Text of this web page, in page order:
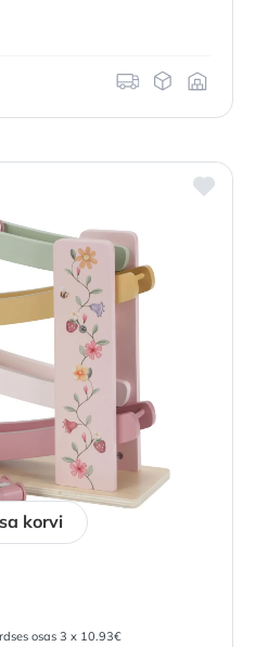
osas 3 x 10.93€
korvi